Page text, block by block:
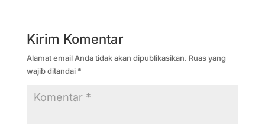
Kirim Komentar
Alamat email Anda tidak akan dipublikasikan. Ruas yang
wajib ditandai *